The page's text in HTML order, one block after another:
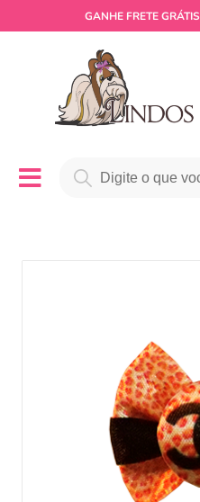
GANHE FRETE GRÁTIS